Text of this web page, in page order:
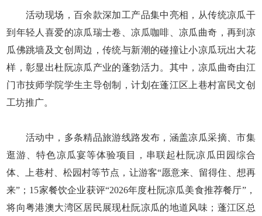
活动现场，百余款深加工产品集中亮相，从传统凉瓜干
到年轻人喜爱的凉瓜瑞士卷、凉瓜咖啡、凉瓜曲奇，再到凉
瓜佛跳墙及文创周边，传统与新潮的碰撞让小凉瓜玩出大花
样，彰显出杜阮凉瓜产业的蓬勃活力。其中，凉瓜曲奇由江
门市技师学院学生主导创制，计划在蓬江区上巷村富民文创
工坊推广。
活动中，多条精品旅游线路发布，涵盖凉瓜采摘、市集
逛游、特色凉瓜宴等体验项目，串联起杜阮凉瓜田园综合
体、上巷村、松园村等节点，让游客“愿意来、留得住、想再
来”；15家餐饮企业获评“2026年度杜阮凉瓜美食推荐餐厅”，
将向粤港澳大湾区居民展现杜阮凉瓜的地道风味；蓬江区总